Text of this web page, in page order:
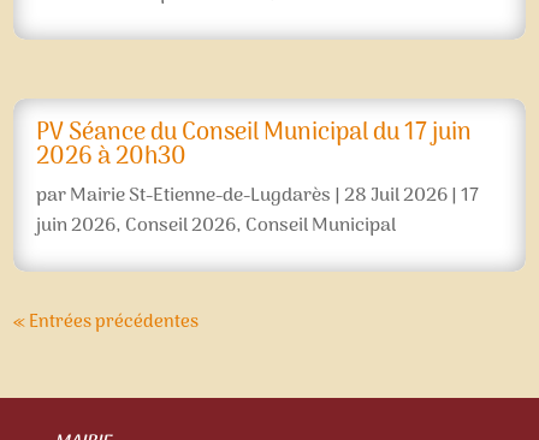
PV Séance du Conseil Municipal du 17 juin
2026 à 20h30
parMairie St-Etienne-de-Lugdarès|28 Juil 2026|17
juin 2026, Conseil 2026, Conseil Municipal
« Entrées précédentes